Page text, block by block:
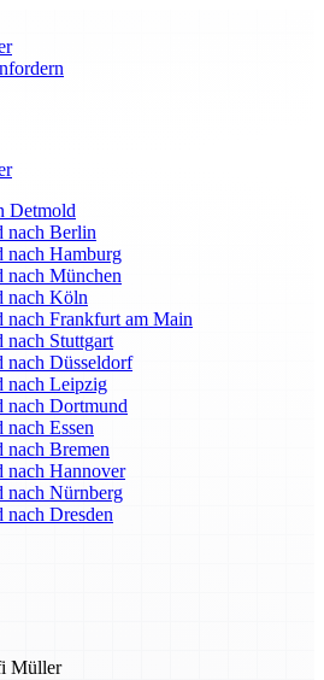
Detmold
nach Berlin
nach Hamburg
München
nach Köln
Frankfurt am Main
Stuttgart
Düsseldorf
nach Leipzig
nach Dortmund
Essen
Bremen
nach Hannover
nach Nürnberg
Dresden
Müller